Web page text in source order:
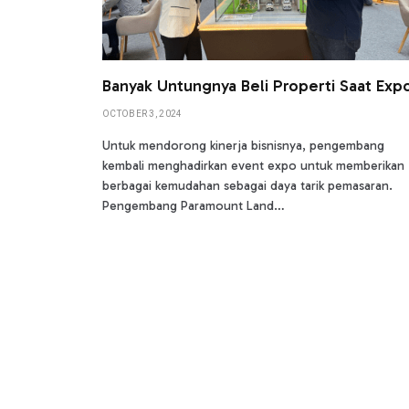
Banyak Untungnya Beli Properti Saat
OCTOBER 3, 2024
Untuk mendorong kinerja bisnisnya, pengembang
kembali menghadirkan event expo untuk memberikan
berbagai kemudahan sebagai daya tarik pemasaran.
Pengembang Paramount Land…